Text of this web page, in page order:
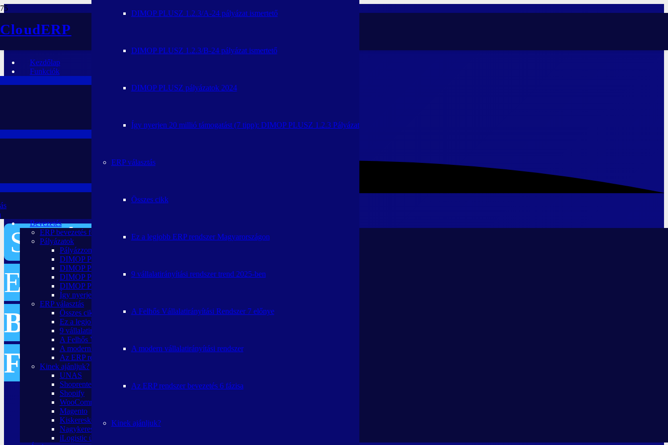
CloudERP
DIMOP PLUSZ 1.2.3/A-24 pályázat ismertető
DIMOP PLUSZ 1.2.3/B-24 pályázat ismertető
DIMOP PLUSZ pályázatok 2024
Így nyerjen 20 millió támogatást (7 tipp): DIMOP PLUSZ 1.2.3 Pályázat
ERP választás
Összes cikk
Ez a legjobb ERP rendszer Magyarországon
9 vállalatirányítási rendszer trend 2025-ben
A Felhős Vállalatirányítási Rendszer 7 előnye
A modern vállalatirányítási rendszer
Az ERP rendszer bevezetés 6 fázisa
Kinek ajánljuk?
Kezdőlap
Funkciók
Bevezetés
ERP bevezetés folyamata
Pályázatok
Pályázzon a CloudERP automatizált ERP rendszerre!
DIMOP PLUSZ 1.2.3 pályázat
DIMOP PLUSZ 1.2.3/A-24 pályázat ismertető
DIMOP PLUSZ 1.2.3/B-24 pályázat ismertető
DIMOP PLUSZ pályázatok 2024
Így nyerjen 20 millió támogatást (7 tipp): DIMOP PLUSZ 1.2.3 Pályázat
ERP választás
Összes cikk
Ez a legjobb ERP rendszer Magyarországon
9 vállalatirányítási rendszer trend 2025-ben
A Felhős Vállalatirányítási Rendszer 7 előnye
A modern vállalatirányítási rendszer
Az ERP rendszer bevezetés 6 fázisa
Kinek ajánljuk?
UNAS
Shoprenter
Shopify
WooCommerce
Magento
Kiskereskedőknek
Nagykereskedőknek
iLogistic ügyfeleknek
SEGÍTHETSZ KIÉPÍTENI
EGYAI ALAPÚ
BEVEZETÉSI
FOLYAMATOTIS! *